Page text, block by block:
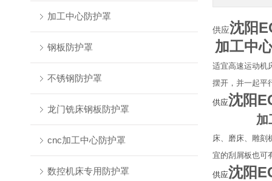
加工中心防护罩
钢板防护罩
不锈钢防护罩
龙门铣床钢板防护罩
cnc加工中心防护罩
数控机床专用防护罩
供应沈阳
加工中
适宜高速运动机
摆开，并一起平
供应沈阳
加
床、磨床、雕刻
宜的刮屑板也可
供应沈阳